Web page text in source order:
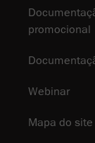
promocional
Webinar
Mapa do site